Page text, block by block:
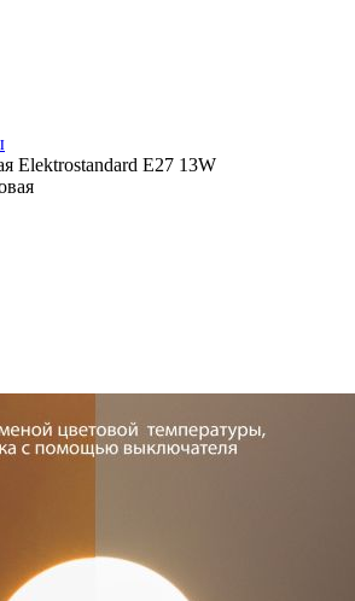
Elektrostandard E27 13W